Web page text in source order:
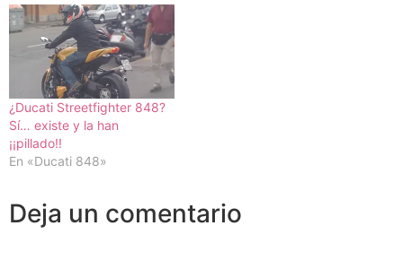
¿Ducati Streetfighter 848?
Sí… existe y la han
¡¡pillado!!
En «Ducati 848»
Deja un comentario